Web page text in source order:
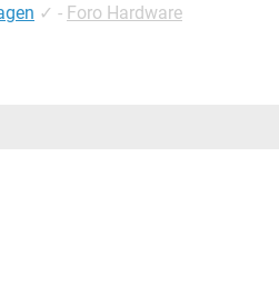
✓ - Foro Hardware